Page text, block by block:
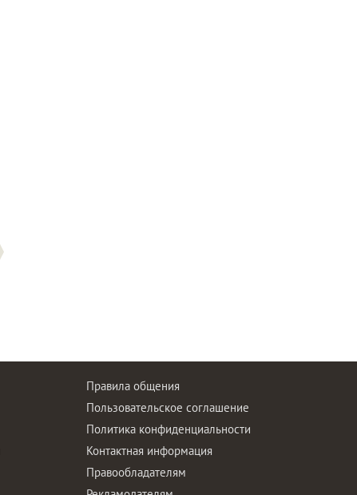
Правила общения
Пользовательское соглашение
Политика конфиденциальности
Контактная информация
Правообладателям